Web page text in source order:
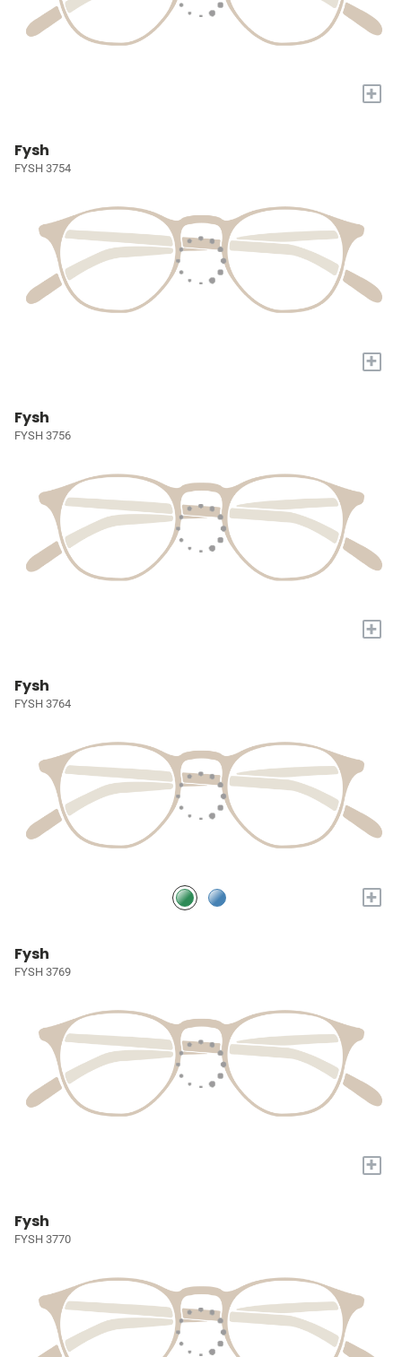
+
Fysh
FYSH 3754
+
Fysh
FYSH 3756
+
Fysh
FYSH 3764
+
Fysh
FYSH 3769
+
Fysh
FYSH 3770